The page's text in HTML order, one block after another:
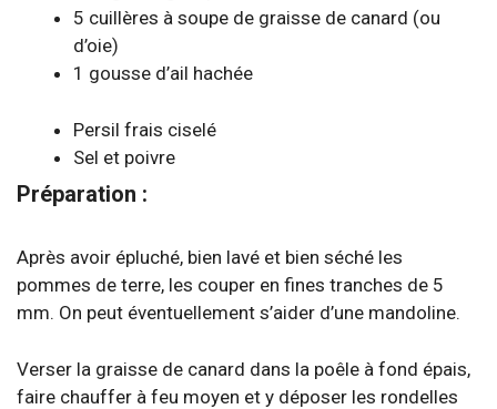
5 cuillères à soupe de graisse de canard (ou
d’oie)
1 gousse d’ail hachée
Persil frais ciselé
Sel et poivre
Préparation :
Après avoir épluché, bien lavé et bien séché les
pommes de terre, les couper en fines tranches de 5
mm. On peut éventuellement s’aider d’une mandoline.
Verser la graisse de canard dans la poêle à fond épais,
faire chauffer à feu moyen et y déposer les rondelles